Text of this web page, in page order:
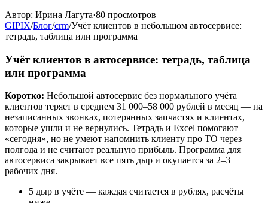
Автор: Ирина Лагута·80 просмотров
GIPIX/Блог/crm/Учёт клиентов в небольшом автосервисе:
тетрадь, таблица или программа
Учёт клиентов в автосервисе: тетрадь, таблица
или программа
Коротко: Небольшой автосервис без нормального учёта
клиентов теряет в среднем 31 000–58 000 рублей в месяц — на
незаписанных звонках, потерянных запчастях и клиентах,
которые ушли и не вернулись. Тетрадь и Excel помогают
«сегодня», но не умеют напомнить клиенту про ТО через
полгода и не считают реальную прибыль. Программа для
автосервиса закрывает все пять дыр и окупается за 2–3
рабочих дня.
5 дыр в учёте — каждая считается в рублях, расчёты